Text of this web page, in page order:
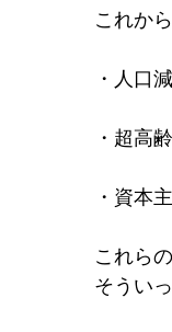
これか
・人口
・超高
・資本
これら
そうい